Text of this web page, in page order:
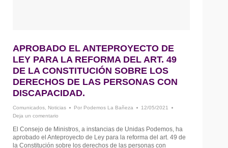
APROBADO EL ANTEPROYECTO DE
LEY PARA LA REFORMA DEL ART. 49
DE LA CONSTITUCIÓN SOBRE LOS
DERECHOS DE LAS PERSONAS CON
DISCAPACIDAD.
Comunicados Noticias Por Podemos La Bañeza
12/05/2021
Deja un comentario
El Consejo de Ministros, a instancias de Unidas Podemos, ha
aprobado el Anteproyecto de Ley para la reforma del art. 49 de
la Constitución sobre los derechos de las personas con